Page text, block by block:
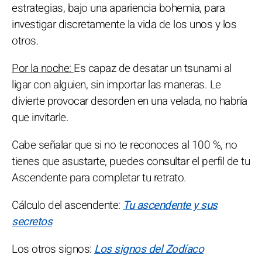
estrategias, bajo una apariencia bohemia, para
investigar discretamente la vida de los unos y los
otros.
Por la noche: Es capaz de desatar un tsunami al
ligar con alguien, sin importar las maneras. Le
divierte provocar desorden en una velada, no habría
que invitarle.
Cabe señalar que si no te reconoces al 100 %, no
tienes que asustarte, puedes consultar el perfil de tu
Ascendente para completar tu retrato.
Cálculo del ascendente: Tu ascendente y sus
secretos
Los otros signos: Los signos del Zodíaco